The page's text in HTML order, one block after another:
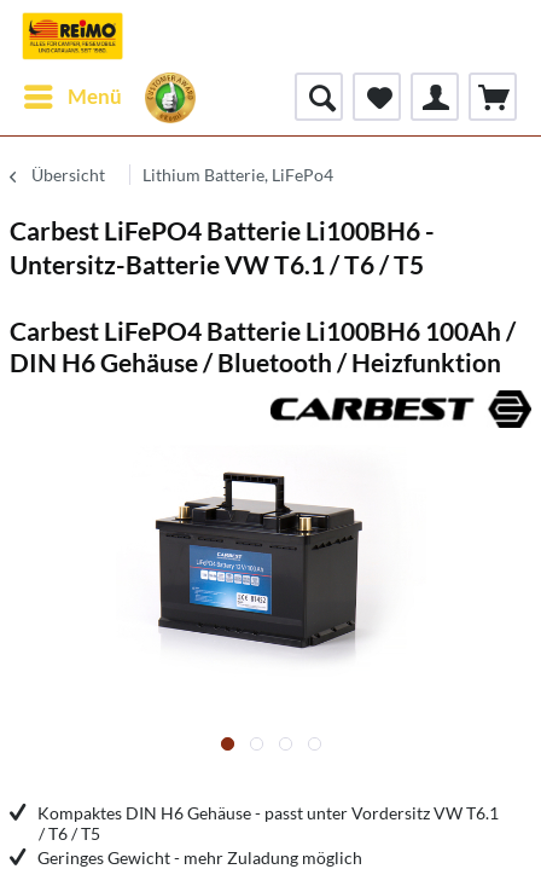
Menü
Übersicht Lithium Batterie, LiFePo4
Carbest LiFePO4 Batterie Li100BH6 -
Untersitz-Batterie VW T6.1 / T6 / T5
Carbest LiFePO4 Batterie Li100BH6 100Ah /
DIN H6 Gehäuse / Bluetooth / Heizfunktion
Kompaktes DIN H6 Gehäuse - passt unter Vordersitz VW T6.1
/ T6 / T5
Geringes Gewicht - mehr Zuladung möglich